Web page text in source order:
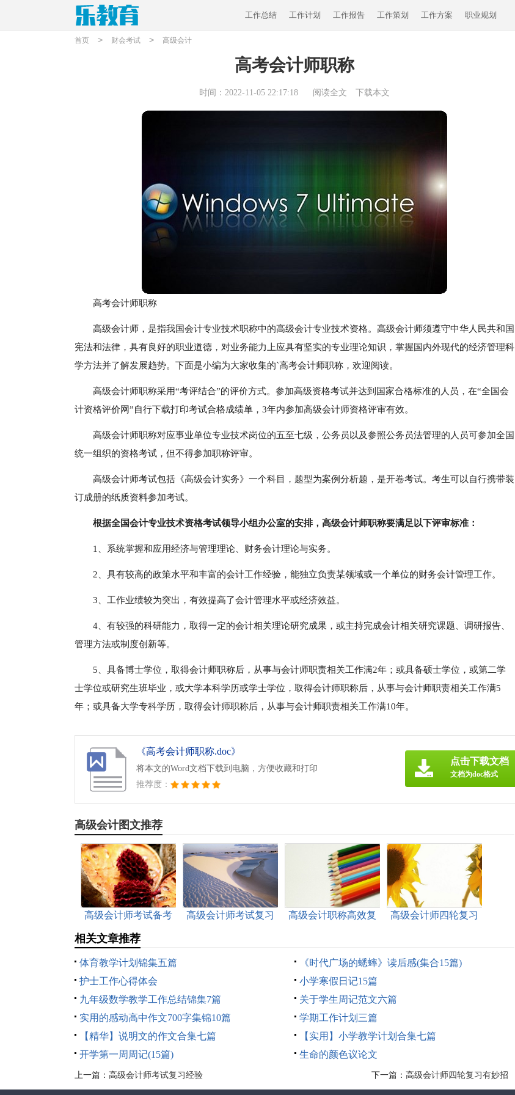
工作总结 工作计划 工作报告 工作策划 工作方案 职业规划
首页 > 财会考试 > 高级会计
高考会计师职称
时间：2022-11-05 22:17:18 阅读全文 下载本文
高考会计师职称
高级会计师，是指我国会计专业技术职称中的高级会计专业技术资格。高级会计师须遵守中华人民共和国
宪法和法律，具有良好的职业道德，对业务能力上应具有坚实的专业理论知识，掌握国内外现代的经济管理科
学方法并了解发展趋势。下面是小编为大家收集的`高考会计师职称，欢迎阅读。
高级会计师职称采用“考评结合”的评价方式。参加高级资格考试并达到国家合格标准的人员，在“全国会
计资格评价网”自行下载打印考试合格成绩单，3年内参加高级会计师资格评审有效。
高级会计师职称对应事业单位专业技术岗位的五至七级，公务员以及参照公务员法管理的人员可参加全国
统一组织的资格考试，但不得参加职称评审。
高级会计师考试包括《高级会计实务》一个科目，题型为案例分析题，是开卷考试。考生可以自行携带装
订成册的纸质资料参加考试。
根据全国会计专业技术资格考试领导小组办公室的安排，高级会计师职称要满足以下评审标准：
1、系统掌握和应用经济与管理理论、财务会计理论与实务。
2、具有较高的政策水平和丰富的会计工作经验，能独立负责某领域或一个单位的财务会计管理工作。
3、工作业绩较为突出，有效提高了会计管理水平或经济效益。
4、有较强的科研能力，取得一定的会计相关理论研究成果，或主持完成会计相关研究课题、调研报告、
管理方法或制度创新等。
5、具备博士学位，取得会计师职称后，从事与会计师职责相关工作满2年；或具备硕士学位，或第二学
士学位或研究生班毕业，或大学本科学历或学士学位，取得会计师职称后，从事与会计师职责相关工作满5
年；或具备大学专科学历，取得会计师职称后，从事与会计师职责相关工作满10年。
《高考会计师职称.doc》
将本文的Word文档下载到电脑，方便收藏和打印
推荐度：
点击下载文档
文档为doc格式
高级会计图文推荐
高级会计师考试备考
高级会计师考试复习
高级会计职称高效复
高级会计师四轮复习
相关文章推荐
体育教学计划锦集五篇
《时代广场的蟋蟀》读后感(集合15篇)
护士工作心得体会
小学寒假日记15篇
九年级数学教学工作总结锦集7篇
关于学生周记范文六篇
实用的感动高中作文700字集锦10篇
学期工作计划三篇
【精华】说明文的作文合集七篇
【实用】小学教学计划合集七篇
开学第一周周记(15篇)
生命的颜色议论文
上一篇： 高级会计师考试复习经验 下一篇： 高级会计师四轮复习有妙招